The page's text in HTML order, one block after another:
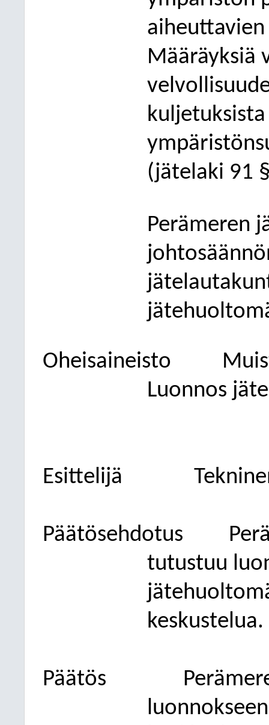
aiheuttavien
Määräyksiä
(jätelaki 91
Perämeren
Oheisaineisto
Luonnos
Esittelijä
Päätösehdotus
tutustuu
keskustelua.
Päätös